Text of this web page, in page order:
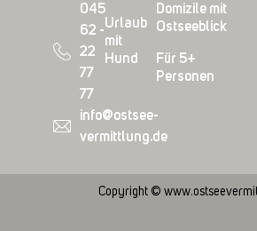
045
62 -
22
77
77
info@ostsee-
vermittlung.de
Urlaub
mit
Hund
Domizile mit
Ostseeblick
Für 5+
Personen
Copyright ©